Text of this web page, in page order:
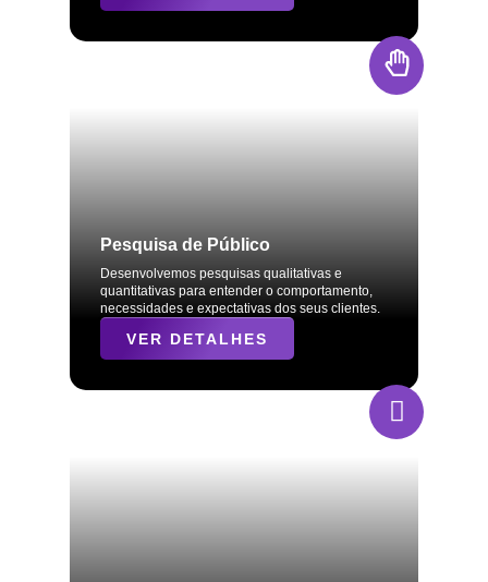
Pesquisa de Público
Desenvolvemos pesquisas qualitativas e
quantitativas para entender o comportamento,
necessidades e expectativas dos seus clientes.
VER DETALHES